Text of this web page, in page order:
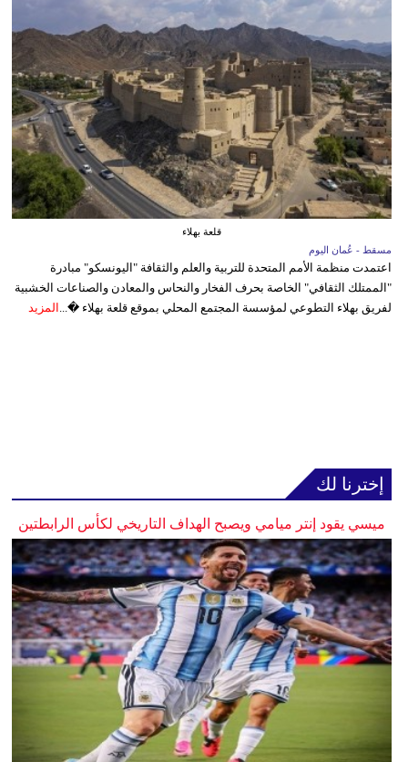
قلعة بهلاء
مسقط - عُمان اليوم
اعتمدت منظمة الأمم المتحدة للتربية والعلم والثقافة "اليونسكو" مبادرة
"الممتلك الثقافي" الخاصة بحرف الفخار والنحاس والمعادن والصناعات الخشبية
لفريق بهلاء التطوعي لمؤسسة المجتمع المحلي بموقع قلعة بهلاء �... المزيد
إخترنا لك
ميسي يقود إنتر ميامي ويصبح الهداف التاريخي لكأس الرابطتين